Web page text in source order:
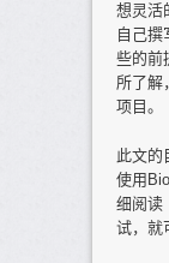
想灵活
自己撰
些的前
所了解
项目。
此文的
使用
细阅读
试，就